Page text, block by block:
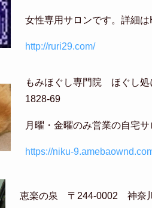
女性専用サロンです。詳細
http://ruri29.com/
もみほぐし専門院 ほぐし
1828-69
月曜・金曜のみ営業の自宅
https://niku-
恵楽の泉 〒244-0002 神奈